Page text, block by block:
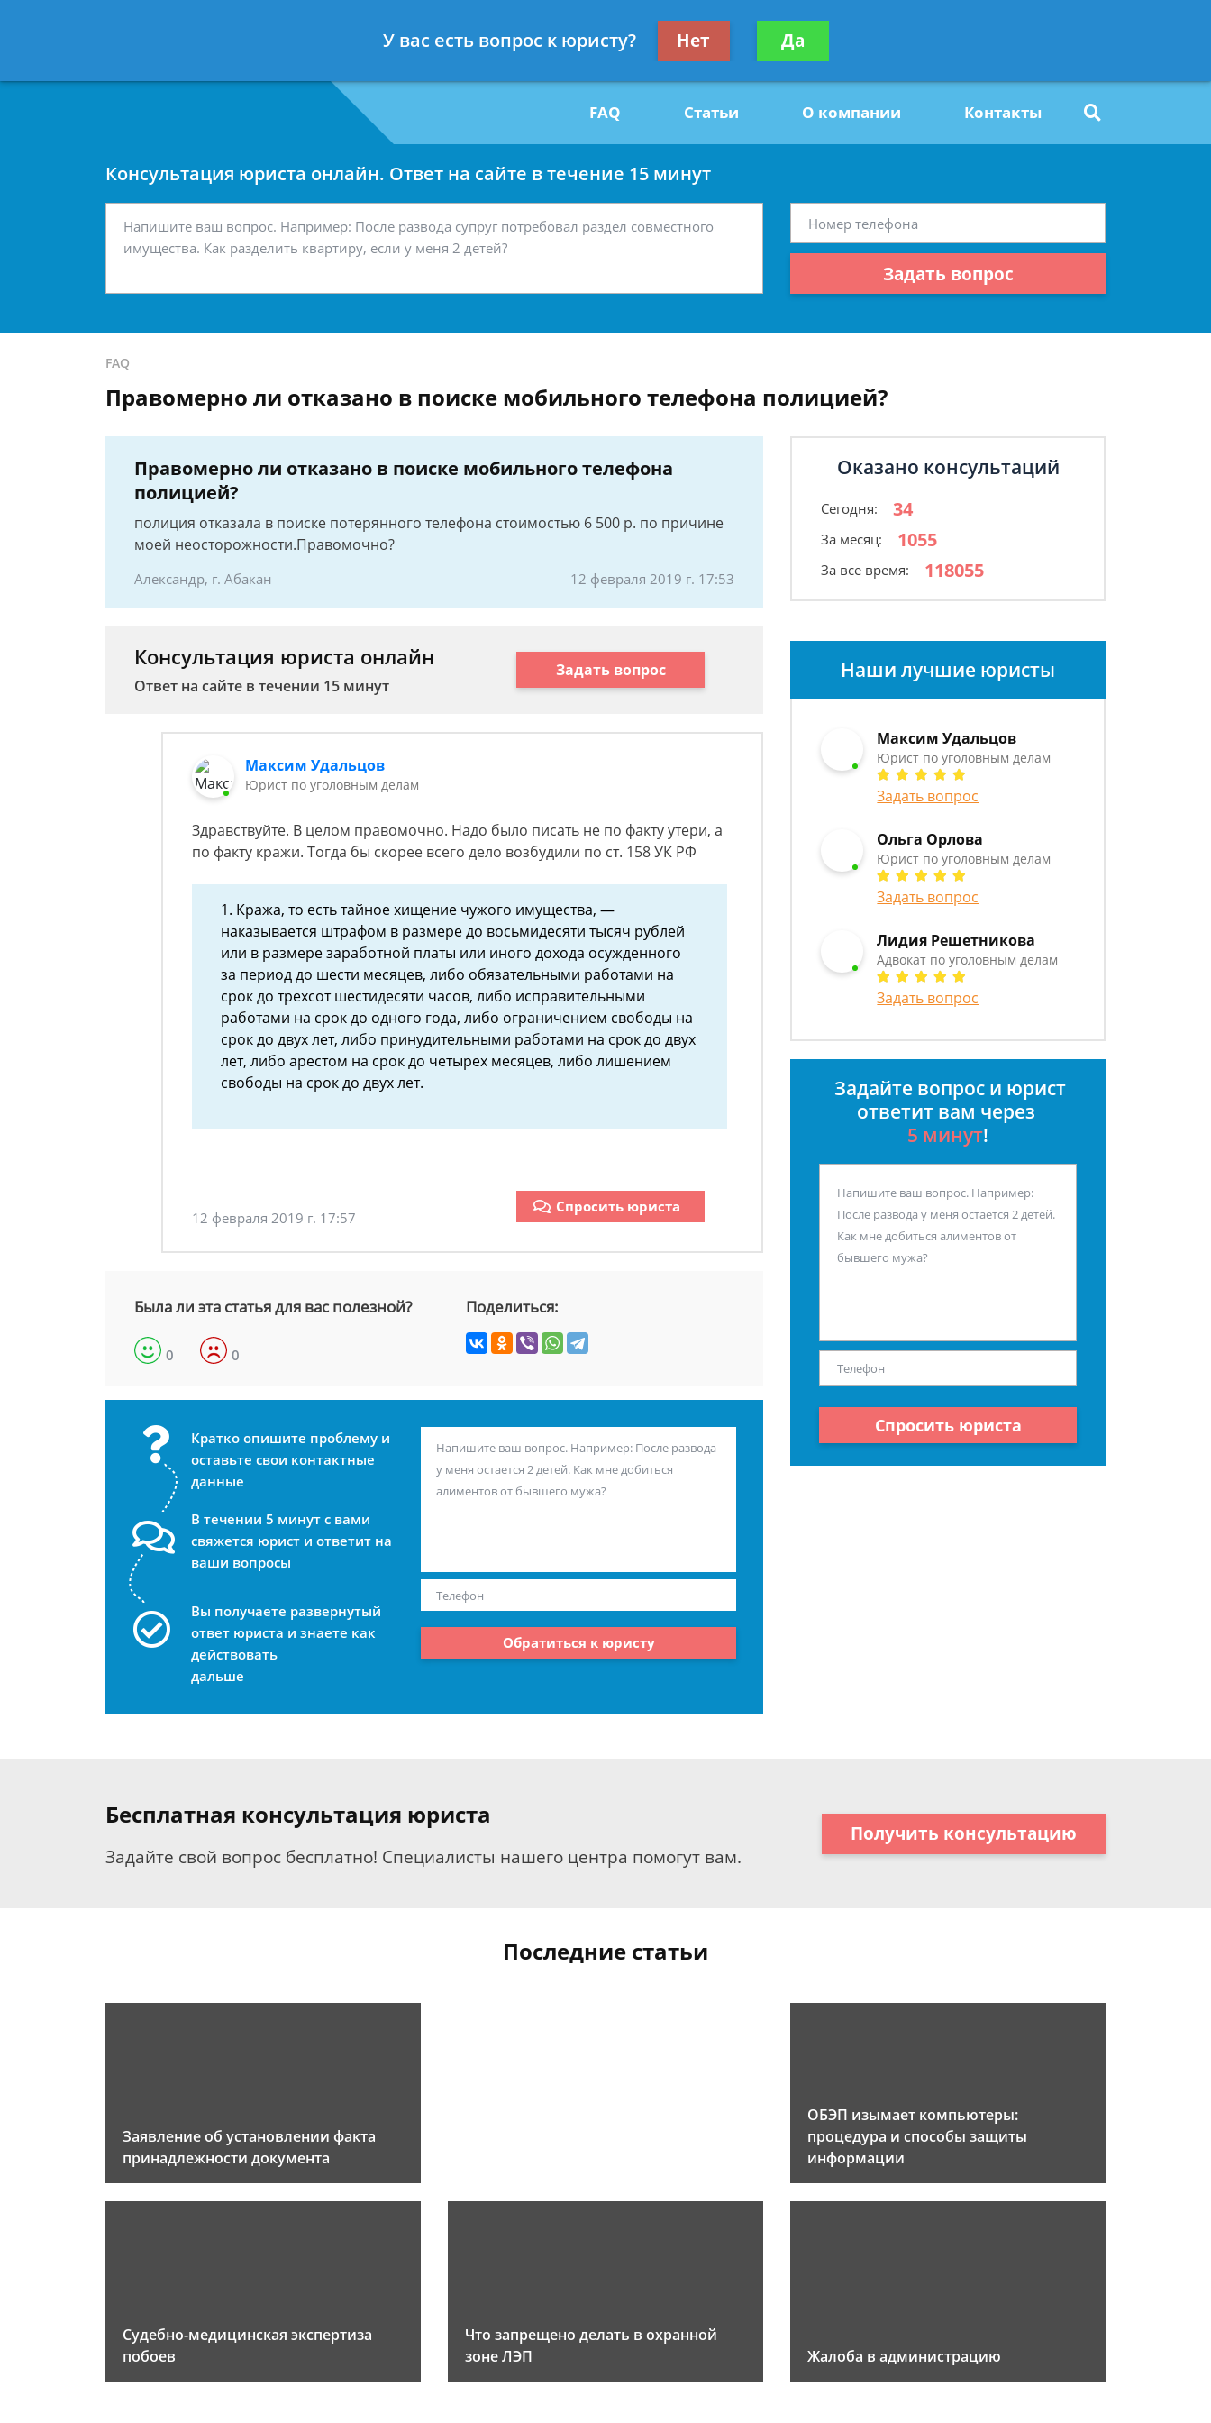
7 812 467-34-29
Получите консультацию
бесплатно
FAQ Статьи О компании Контакты
Консультация юриста онлайн. Ответ на сайте в течение 15 минут
Задать вопрос
FAQ
Правомерно ли отказано в поиске мобильного телефона полицией?
Правомерно ли отказано в поиске мобильного телефона
полицией?
полиция отказала в поиске потерянного телефона стоимостью 6 500 р. по причине
моей неосторожности.Правомочно?
Александр, г. Абакан 12 февраля 2019 г. 17:53
Консультация юриста онлайн
Ответ на сайте в течении 15 минут
Задать вопрос
Максим Удальцов
Юрист по уголовным делам
Здравствуйте. В целом правомочно. Надо было писать не по факту утери, а
по факту кражи. Тогда бы скорее всего дело возбудили по ст. 158 УК РФ
1. Кража, то есть тайное хищение чужого имущества, —
наказывается штрафом в размере до восьмидесяти тысяч рублей
или в размере заработной платы или иного дохода осужденного
за период до шести месяцев, либо обязательными работами на
срок до трехсот шестидесяти часов, либо исправительными
работами на срок до одного года, либо ограничением свободы на
срок до двух лет, либо принудительными работами на срок до двух
лет, либо арестом на срок до четырех месяцев, либо лишением
свободы на срок до двух лет.
12 февраля 2019 г. 17:57
Спросить юриста
Была ли эта статья для вас полезной?
0 0
Поделиться:
Кратко опишите проблему и
оставьте свои контактные
данные
В течении 5 минут с вами
свяжется юрист и ответит на
ваши вопросы
Вы получаете развернутый
ответ юриста и знаете как
действовать
дальше
Обратиться к юристу
Оказано консультаций
Сегодня: 34
За месяц: 1055
За все время: 118055
Наши лучшие юристы
Максим Удальцов
Юрист по уголовным делам
Задать вопрос
Ольга Орлова
Юрист по уголовным делам
Задать вопрос
Лидия Решетникова
Адвокат по уголовным делам
Задать вопрос
Задайте вопрос и юрист
ответит вам через
5 минут!
Спросить юриста
Бесплатная консультация юриста
Задайте свой вопрос бесплатно! Специалисты нашего центра помогут вам.
Получить консультацию
Последние статьи
Заявление об установлении факта
принадлежности документа
ОБЭП изымает компьютеры:
процедура и способы защиты
информации
Судебно-медицинская экспертиза
побоев
Что запрещено делать в охранной
зоне ЛЭП
Жалоба в администрацию
У вас есть вопрос к юристу? Нет Да